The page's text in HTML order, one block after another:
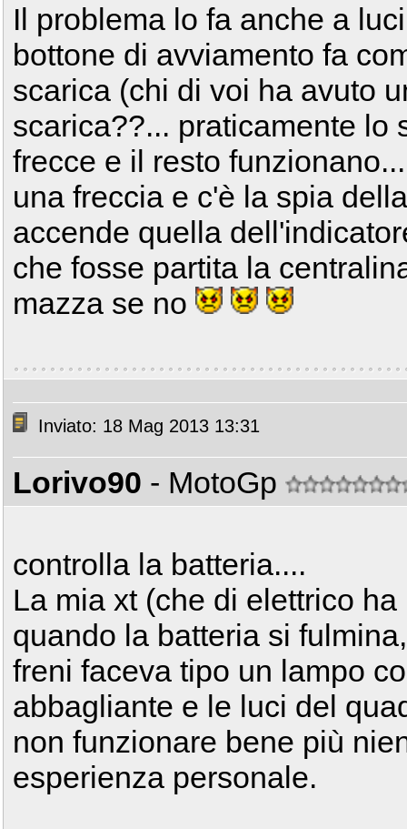
Il problema lo fa anche a
bottone di avviamento fa
scarica (chi di voi ha avuto
scarica??... praticamente lo
frecce e il resto
una freccia e c'è la spia
accende quella
che fosse partita la
mazza se no
Inviato: 18 Mag 2013 13:31
Lorivo90 - MotoGp
controlla la batteria....
La mia xt (che di elettrico
quando la batteria si
freni faceva tipo un lampo
abbagliante e le luci del
non funzionare bene più
esperienza personale.